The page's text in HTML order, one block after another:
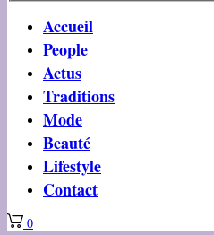
Accueil
People
Actus
Traditions
Mode
Beauté
Lifestyle
Contact
0